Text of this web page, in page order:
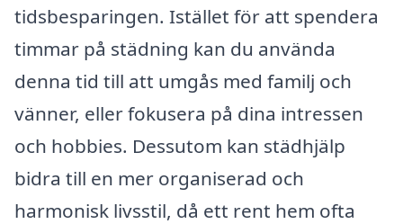
tidsbesparingen. Istället för att spendera
timmar på städning kan du använda
denna tid till att umgås med familj och
vänner, eller fokusera på dina intressen
och hobbies. Dessutom kan städhjälp
bidra till en mer organiserad och
harmonisk livsstil, då ett rent hem ofta